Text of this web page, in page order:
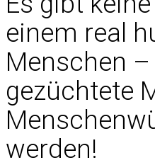
einem real
Menschen
gezüchtete
werden!